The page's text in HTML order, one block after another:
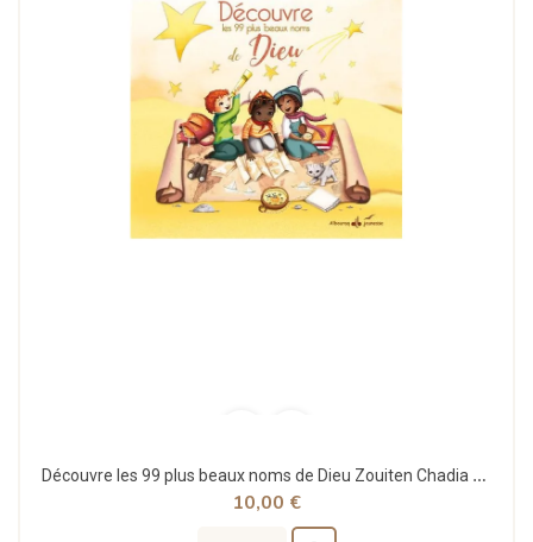
Découvre les 99 plus beaux noms de Dieu Zouiten Chadia - Phélipon Laure
10,00 €